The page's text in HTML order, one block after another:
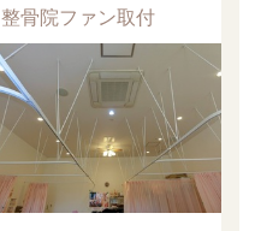
整骨院ファン取付